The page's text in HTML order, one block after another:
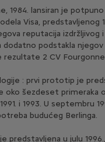
1984. lansiran je potpuno
Visa, predstavljenog
reputacija izdržljivog i
podstakla njegov
rezultate 2 CV
: prvi prototip je
šezdeset primeraka
i 1993. U septembru
budućeg Berlinga.
predstavljena u julu